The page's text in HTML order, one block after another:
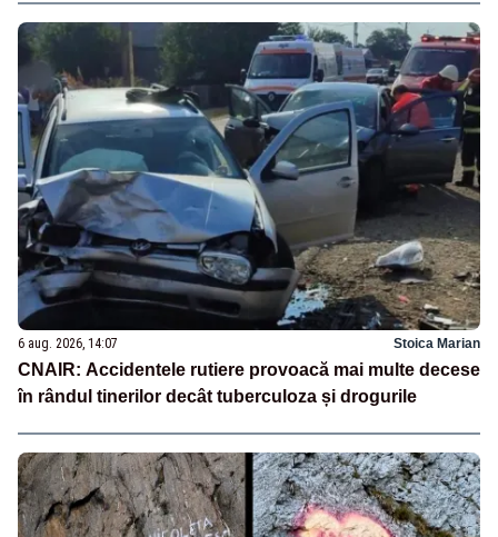
6 aug. 2026, 14:07 Stoica Marian
CNAIR: Accidentele rutiere provoacă mai multe decese
în rândul tinerilor decât tuberculoza și drogurile